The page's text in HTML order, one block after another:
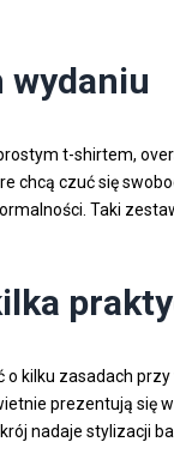
wydaniu
t-shirtem,
chcą czuć się
Taki
kilku zasadach
prezentują
nadaje stylizacji